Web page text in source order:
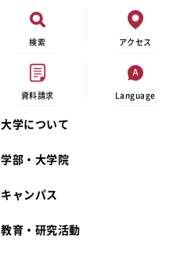
検索 アクセス
資料請求 Language
大学について
宮城学院 校歌
礼拝堂
学部・大学院
キャンパス
奨学金
教育・研究活動動物実験に関する情報公開